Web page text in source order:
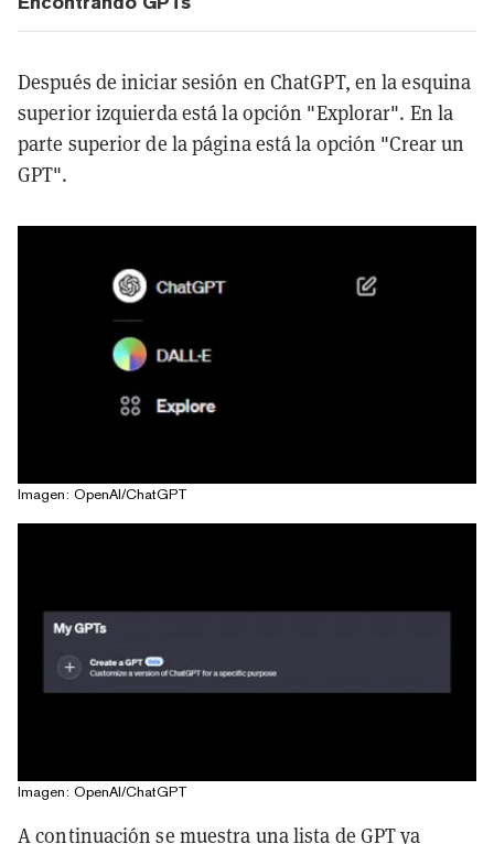
Después de iniciar sesión en ChatGPT, en la esquina
superior izquierda está la opción "Explorar". En la
parte superior de la página está la opción "Crear un
GPT".
Imagen: OpenAI/ChatGPT
Imagen: OpenAI/ChatGPT
A continuación se muestra una lista de GPT ya